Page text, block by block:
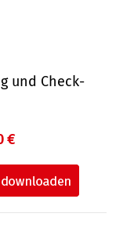
und Check­
€